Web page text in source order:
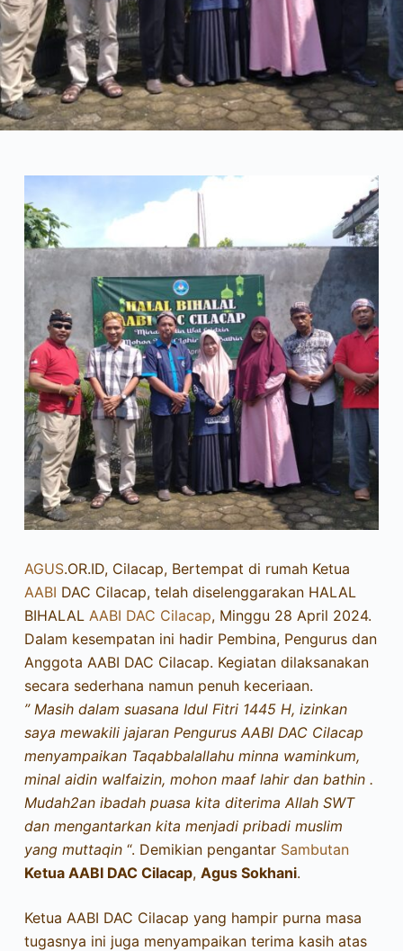
AGUS.OR.ID, Cilacap, Bertempat di rumah Ketua
AABI DAC Cilacap, telah diselenggarakan HALAL
BIHALAL AABI DAC Cilacap, Minggu 28 April 2024.
Dalam kesempatan ini hadir Pembina, Pengurus dan
Anggota AABI DAC Cilacap. Kegiatan dilaksanakan
secara sederhana namun penuh keceriaan.
” Masih dalam suasana Idul Fitri 1445 H, izinkan
saya mewakili jajaran Pengurus AABI DAC Cilacap
menyampaikan Taqabbalallahu minna waminkum,
minal aidin walfaizin, mohon maaf lahir dan bathin .
Mudah2an ibadah puasa kita diterima Allah SWT
dan mengantarkan kita menjadi pribadi muslim
yang muttaqin“. Demikian pengantar Sambutan
Ketua AABI DAC Cilacap, Agus Sokhani.
Ketua AABI DAC Cilacap yang hampir purna masa
tugasnya ini juga menyampaikan terima kasih atas